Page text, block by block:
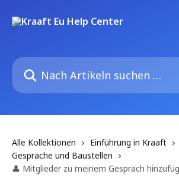
Nach Artikeln suchen …
Alle Kollektionen
Einführung in Kraaft
Gespräche und Baustellen
👤 Mitglieder zu meinem Gespräch